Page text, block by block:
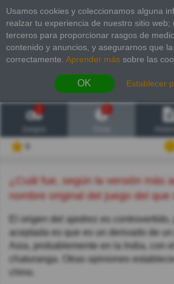
Usamos cookies y coleccionamos alguna
realzar tu experiencia de nuestro sitio web;
terceros para proporcionar rasgos de
contenido y anuncios, y asegurarnos que
correctamente. Aprender más sobre las
OK Establecer
2
¿Cuál fue, según la versión más aceptada, el
nombre original del juego del que
El origen del ajedrez es
aceptada es que es un derivado de
Asia, probablemente en la India, con
chaturanga. Otras opiniones
chino.